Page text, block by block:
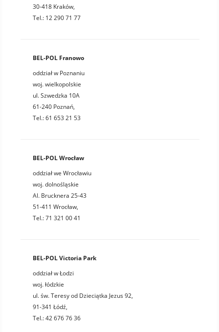
30-418 Kraków,
Tel.: 12 290 71 77
BEL-POL Franowo
oddział w Poznaniu
woj. wielkopolskie
ul. Szwedzka 10A
61-240 Poznań,
Tel.: 61 653 21 53
BEL-POL Wrocław
oddział we Wrocławiu
woj. dolnośląskie
Al. Brucknera 25-43
51-411 Wrocław,
Tel.: 71 321 00 41
BEL-POL Victoria Park
oddział w Łodzi
woj. łódzkie
ul. św. Teresy od Dzieciątka Jezus 92,
91-341 Łódź,
Tel.: 42 676 76 36